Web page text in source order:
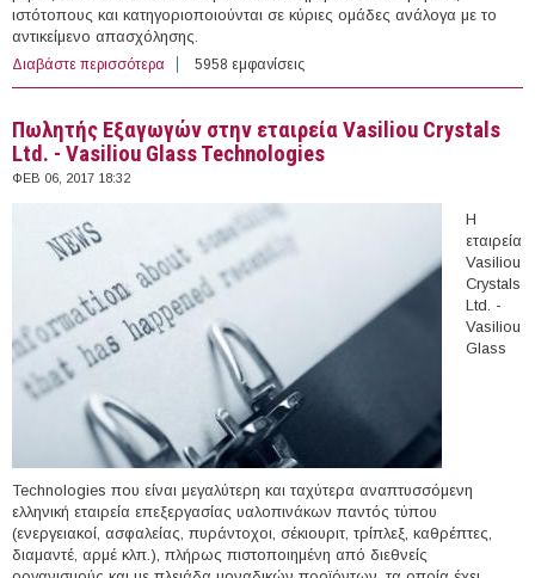
ιστότοπους και κατηγοριοποιούνται σε κύριες ομάδες ανάλογα με το
αντικείμενο απασχόλησης.
Διαβάστε περισσότερα για 222 θέσεις εργασίας στον Ιδιωτικό Τομέα στην
Ελλάδα (07/02/2017)
5958 εμφανίσεις
Πωλητής Εξαγωγών στην εταιρεία Vasiliou Crystals
Ltd. - Vasiliou Glass Technologies
ΦΕΒ 06, 2017 18:32
Η
εταιρεία
Vasiliou
Crystals
Ltd. -
Vasiliou
Glass
Technologies που είναι μεγαλύτερη και ταχύτερα αναπτυσσόμενη
ελληνική εταιρεία επεξεργασίας υαλοπινάκων παντός τύπου
(ενεργειακοί, ασφαλείας, πυράντοχοι, σέκιουριτ, τρίπλεξ, καθρέπτες,
διαμαντέ, αρμέ κλπ.), πλήρως πιστοποιημένη από διεθνείς